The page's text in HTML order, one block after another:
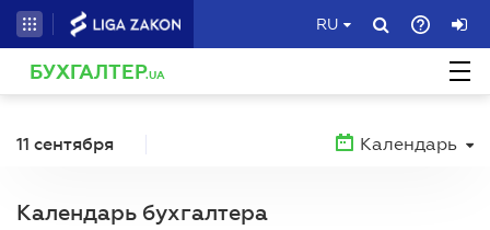
RU
БУХГАЛТЕР.UA
11 сентября Календарь
Календарь бухгалтера